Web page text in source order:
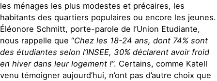
les ménages les plus modestes et précaires, les
habitants des quartiers populaires ou encore les jeunes.
Éléonore Schmitt, porte-parole de l’Union Etudiante,
nous rappelle que “Chez les 18-24 ans, dont 74% sont
des étudiantes selon l’INSEE, 30% déclarent avoir froid
en hiver dans leur logement !”. Certains, comme Katell
venu témoigner aujourd’hui, n’ont pas d’autre choix que